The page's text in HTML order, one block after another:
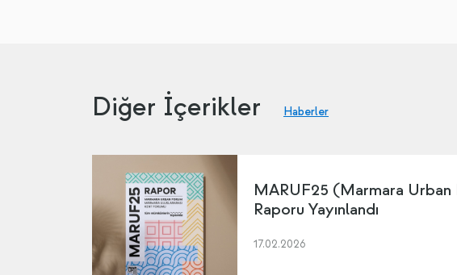
Diğer İçerikler Haberler
MARUF25 (Marmara Urban
Raporu Yayınlandı
17.02.2026